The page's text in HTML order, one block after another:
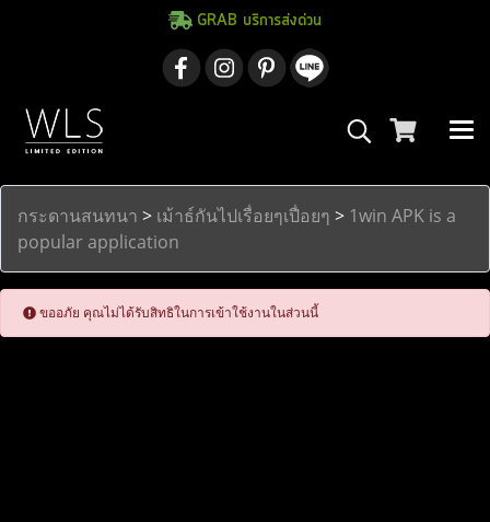
GRAB บริการส่งด่วน
กระดานสนทนา > เม้าธ์กันไปเรื่อยๆเปื่อยๆ > 1win APK is a
popular application
ขออภัย คุณไม่ได้รับสิทธิในการเข้าใช้งานในส่วนนี้